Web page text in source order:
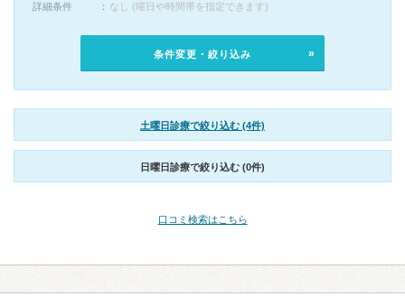
詳細条件
なし (曜日や時間帯を指定できます)
条件変更・絞り込み
土曜日診療で絞り込む (4件)
日曜日診療で絞り込む (0件)
口コミ検索はこちら